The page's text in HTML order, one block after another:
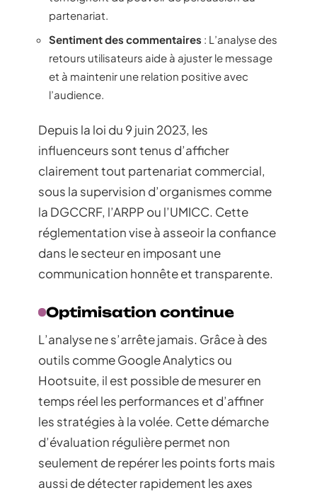
partenariat.
Sentiment des commentaires : L’analyse des
retours utilisateurs aide à ajuster le message
et à maintenir une relation positive avec
l’audience.
Depuis la loi du 9 juin 2023, les
influenceurs sont tenus d’afficher
clairement tout partenariat commercial,
sous la supervision d’organismes comme
la DGCCRF, l’ARPP ou l’UMICC. Cette
réglementation vise à asseoir la confiance
dans le secteur en imposant une
communication honnête et transparente.
Optimisation continue
L’analyse ne s’arrête jamais. Grâce à des
outils comme Google Analytics ou
Hootsuite, il est possible de mesurer en
temps réel les performances et d’affiner
les stratégies à la volée. Cette démarche
d’évaluation régulière permet non
seulement de repérer les points forts mais
aussi de détecter rapidement les axes